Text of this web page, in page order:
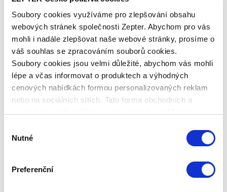
Soubory cookies využíváme pro zlepšování obsahu
webových stránek společnosti Zepter. Abychom pro vás
mohli i nadále zlepšovat naše webové stránky, prosíme o
váš souhlas se zpracováním souborů cookies.
Soubory cookies jsou velmi důležité, abychom vás mohli
lépe a včas informovat o produktech a výhodných
cenových nabídkách formou personalizovaných reklam
nebo na sociálních sítích. Tato forma obchodních a
souhlasu
Nutné
Preferenční
světlem, které přeměňují na světlo, které oči
dobře snášejí a navozuji tak pocit úlevy a
relaxace.
Eliminují a převádějí vysokou energii UV záření a
světlo vycházející z jakéhokoliv zdroje na
optimální vlnovou délku.
Zlepšují ostrost zraku a zmírňují únavu očí.
Zvyšují mentální produktivitu, duševní a pracovní
Brýle Hyperlight Eyewear
chrání vaše oči, podporují